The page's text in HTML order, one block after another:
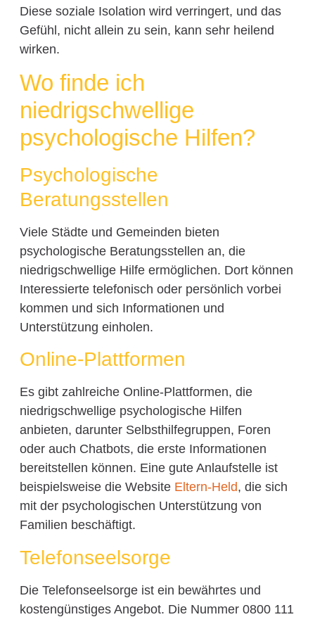
Diese soziale Isolation wird verringert, und das
Gefühl, nicht allein zu sein, kann sehr heilend
wirken.
Wo finde ich
niedrigschwellige
psychologische Hilfen?
Psychologische
Beratungsstellen
Viele Städte und Gemeinden bieten
psychologische Beratungsstellen an, die
niedrigschwellige Hilfe ermöglichen. Dort können
Interessierte telefonisch oder persönlich vorbei
kommen und sich Informationen und
Unterstützung einholen.
Online-Plattformen
Es gibt zahlreiche Online-Plattformen, die
niedrigschwellige psychologische Hilfen
anbieten, darunter Selbsthilfegruppen, Foren
oder auch Chatbots, die erste Informationen
bereitstellen können. Eine gute Anlaufstelle ist
beispielsweise die Website Eltern-Held, die sich
mit der psychologischen Unterstützung von
Familien beschäftigt.
Telefonseelsorge
Die Telefonseelsorge ist ein bewährtes und
kostengünstiges Angebot. Die Nummer 0800 111